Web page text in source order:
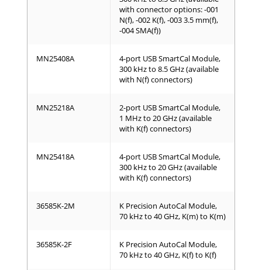
with connector options: -001
N(f), -002 K(f), -003 3.5 mm(f),
-004 SMA(f))
MN25408A
4-port USB SmartCal Module,
300 kHz to 8.5 GHz (available
with N(f) connectors)
MN25218A
2-port USB SmartCal Module,
1 MHz to 20 GHz (available
with K(f) connectors)
MN25418A
4-port USB SmartCal Module,
300 kHz to 20 GHz (available
with K(f) connectors)
36585K-2M
K Precision AutoCal Module,
70 kHz to 40 GHz, K(m) to K(m)
36585K-2F
K Precision AutoCal Module,
70 kHz to 40 GHz, K(f) to K(f)